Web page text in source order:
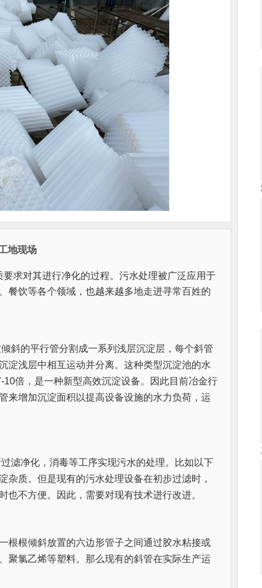
地现场
求对其进行净化的过程。污水处理被广泛应用于
餐饮等各个领域，也越来越多地走进寻常百姓的
淀浅层中相互运动并分离。这种类型沉淀池的水
倍，是一种新型高效沉淀设备。因此目前冶金行
来增加沉淀面积以提高设备设施的水力负荷，运
净化，消毒等工序实现污水的处理。比如以下
质。但是现有的污水处理设备在初步过滤时，
不方便。因此，需要对现有技术进行改进。
根倾斜放置的六边形管子之间通过胶水粘接或
聚氯乙烯等塑料。那么现有的斜管在实际生产运